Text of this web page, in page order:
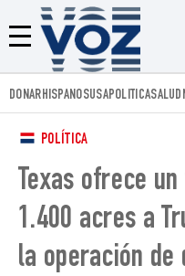
Menú
Voz.us
DONARHISPANOSUSAPOLITICASALUD
POLÍTICA
Texas ofrece
1.400 acres a
la operación de